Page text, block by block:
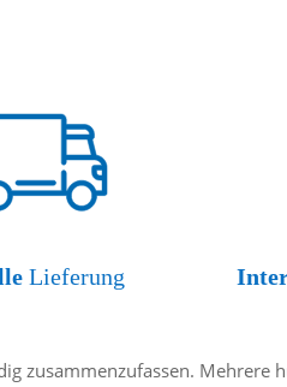
Lieferung
zusammenzufassen.